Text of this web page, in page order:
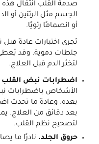
صدمة القلب انتقال هذه
الجسم مثل الرئتين أو
أو انصمامًا رئويًا.
تُجرى اختبارات عادةً
جلطات دموية. وقد
لتخثر الدم قبل العلاج.
اضطرابات نبض القلب
الأشخاص باضطرابات
بعده. وعادةً ما تحدث
بعد دقائق من العلاج.
لتصحيح نظم القلب.
حروق الجلد. نادرًا ما